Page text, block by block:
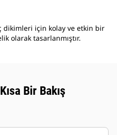
dikimleri için kolay ve etkin bir
olarak tasarlanmıştır.
Bir Bakış